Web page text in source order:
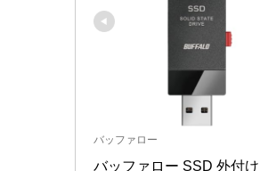
バッファロー
バッファロー SSD 外付